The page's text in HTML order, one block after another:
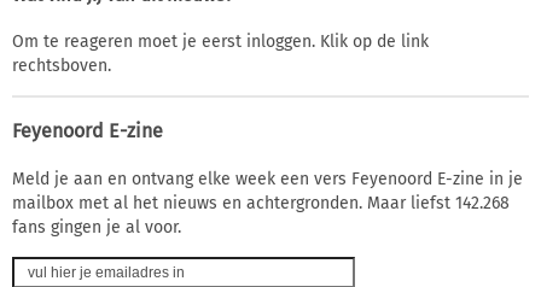
Om te reageren moet je eerst inloggen. Klik op de link
rechtsboven.
Feyenoord E-zine
Meld je aan en ontvang elke week een vers Feyenoord E-zine in je
mailbox met al het nieuws en achtergronden. Maar liefst 142.268
fans gingen je al voor.